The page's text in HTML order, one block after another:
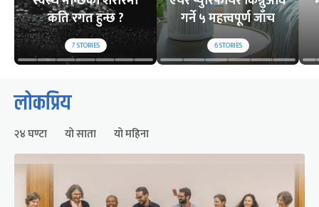
कति रगत हुन्छ ?
7STORIES
गर्ने ५ महत्त्वपूर्ण जाँच
6STORIES
लोकप्रिय
२४ घण्टा यो साता यो महिना